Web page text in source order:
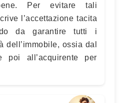
Per evitare tali
l’accettazione tacita
da garantire tutti i
dell’immobile, ossia dal
poi all’acquirente per